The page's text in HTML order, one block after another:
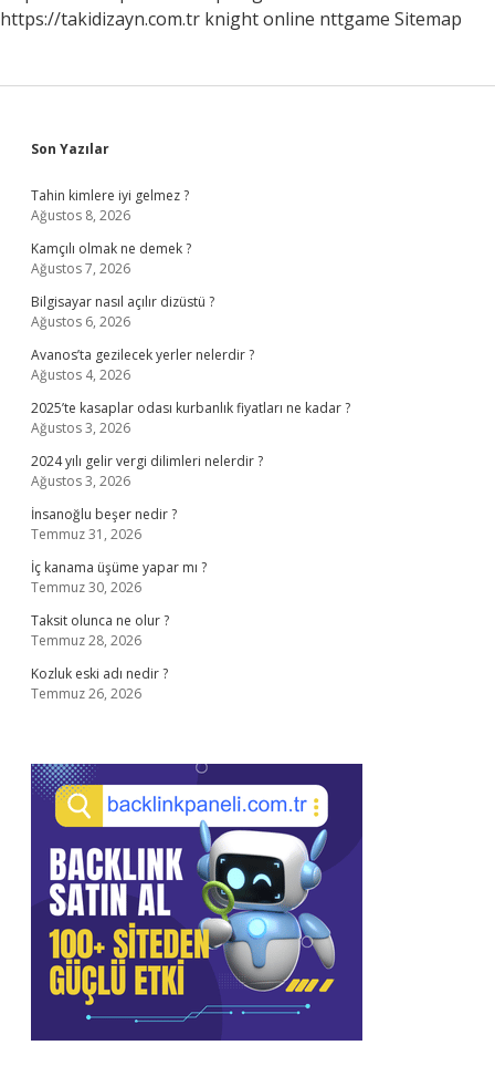
Olmalı
https://takidizayn.com.tr knight online nttgame Sitemap
Sidebar
Son Yazılar
Tahin kimlere iyi gelmez ?
Ağustos 8, 2026
Kamçılı olmak ne demek ?
Ağustos 7, 2026
Bilgisayar nasıl açılır dizüstü ?
Ağustos 6, 2026
Avanos’ta gezilecek yerler nelerdir ?
Ağustos 4, 2026
2025’te kasaplar odası kurbanlık fiyatları ne kadar ?
Ağustos 3, 2026
2024 yılı gelir vergi dilimleri nelerdir ?
Ağustos 3, 2026
İnsanoğlu beşer nedir ?
Temmuz 31, 2026
İç kanama üşüme yapar mı ?
Temmuz 30, 2026
Taksit olunca ne olur ?
Temmuz 28, 2026
Kozluk eski adı nedir ?
Temmuz 26, 2026